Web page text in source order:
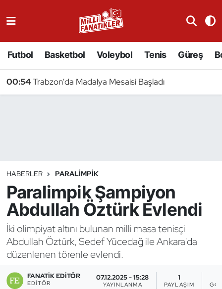
Futbol Basketbol Voleybol Tenis Güreş
00:54Trabzon'da Madalya Mesaisi Başladı
HABERLER PARALIMPIK
Paralimpik Şampiyon
Abdullah Öztürk Evlendi
İki olimpiyat altını bulunan milli masa tenisçi
Abdullah Öztürk, Sedef Yücedağ ile Ankara'da
düzenlenen törenle evlendi.
FANATIK EDITÖR
EDITÖR
07.12.2025 - 15:28
YAYINLANMA
1
PAYLAŞIM
Badminton
Binicilik
Bisiklet
Bocce Bowling Dart